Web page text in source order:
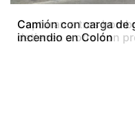
Camión con carga
incendio en Colón